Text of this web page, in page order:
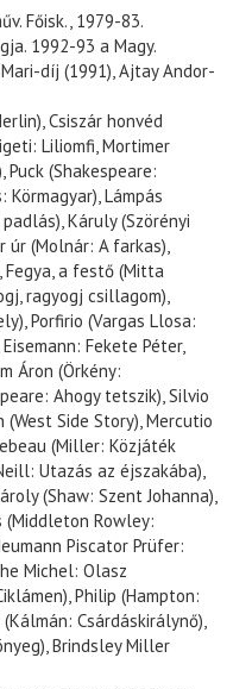
Főisk., 1979-83.
1992-93 a Magy.
díj (1991), Ajtay Andor-
Csiszár honvéd
Liliomfi, Mortimer
(Shakespeare:
Körmagyar), Lámpás
Káruly (Szörényi
úr (Molnár: A farkas),
Fegya, a festő (Mitta
ragyogj csillagom),
Porfirio (Vargas Llosa:
Fekete Péter,
Áron (Örkény:
Ahogy tetszik), Silvio
Side Story), Mercutio
(Miller: Közjáték
Utazás az éjszakába),
(Shaw: Szent Johanna),
(Middleton Rowley:
Piscator Prüfer:
Michel: Olasz
Philip (Hampton:
Csárdáskirálynő),
Brindsley Miller